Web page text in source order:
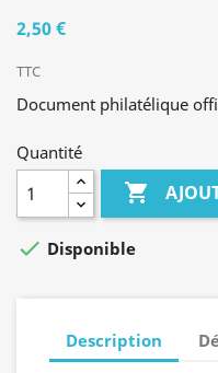
2,50 €
TTC
Document philatélique
Quantité

 Disponible
Description